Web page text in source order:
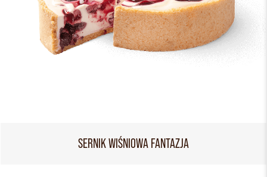
SERNIK WIŚNIOWA FANTAZJA